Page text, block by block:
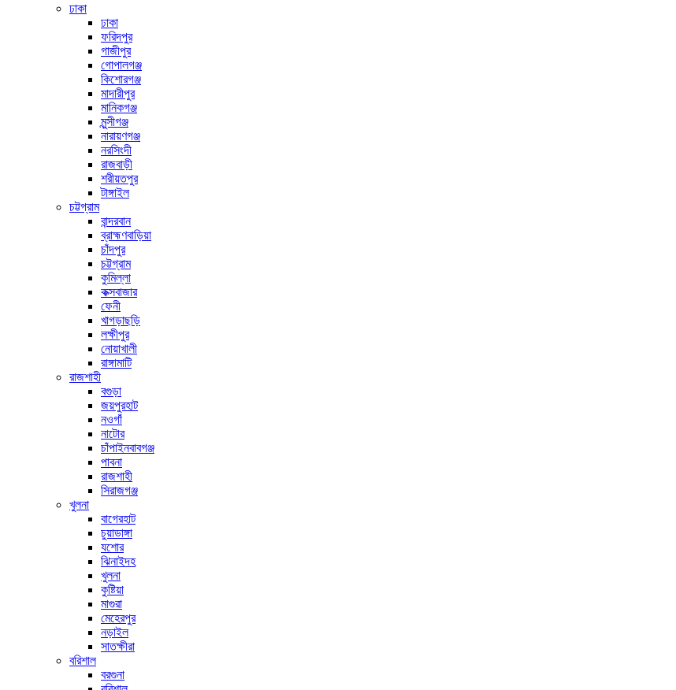
ঢাকা
ঢাকা
ফরিদপুর
গাজীপুর
গোপালগঞ্জ
কিশোরগঞ্জ
মাদারীপুর
মানিকগঞ্জ
মুন্সীগঞ্জ
নারায়ণগঞ্জ
নরসিংদী
রাজবাড়ী
শরীয়তপুর
টাঙ্গাইল
চট্টগ্রাম
বান্দরবান
ব্রাহ্মণবাড়িয়া
চাঁদপুর
চট্টগ্রাম
কুমিল্লা
কক্সবাজার
ফেনী
খাগড়াছড়ি
লক্ষীপুর
নোয়াখালী
রাঙ্গামাটি
রাজশাহী
বগুড়া
জয়পুরহাট
নওগাঁ
নাটোর
চাঁপাইনবাবগঞ্জ
পাবনা
রাজশাহী
সিরাজগঞ্জ
খুলনা
বাগেরহাট
চুয়াডাঙ্গা
যশোর
ঝিনাইদহ
খুলনা
কুষ্টিয়া
মাগুরা
মেহেরপুর
নড়াইল
সাতক্ষীরা
বরিশাল
বরগুনা